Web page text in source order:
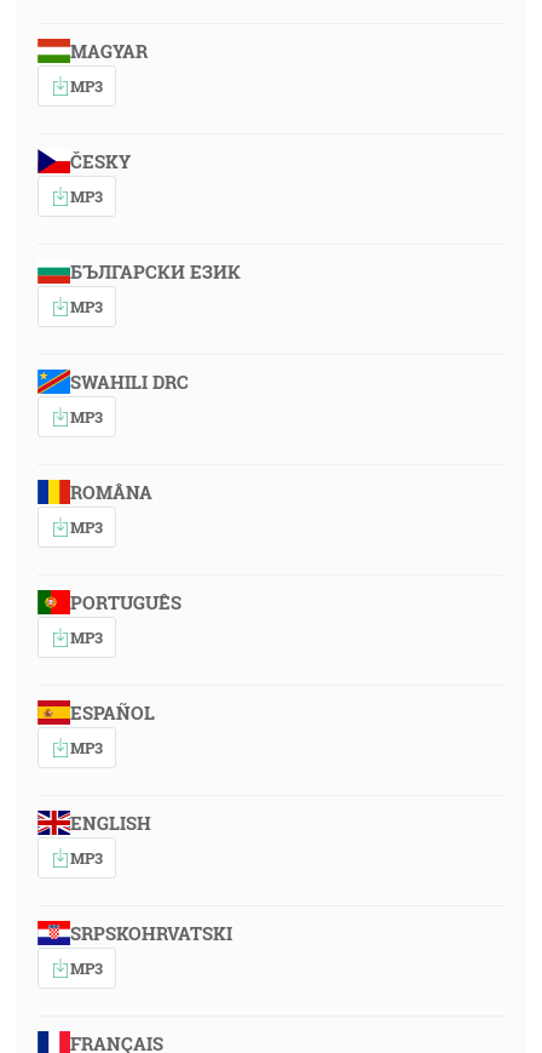
MAGYAR
MP3
ČESKY
MP3
БЪЛГАРСКИ ЕЗИК
MP3
SWAHILI DRC
MP3
ROMÂNA
MP3
PORTUGUÊS
MP3
ESPAÑOL
MP3
ENGLISH
MP3
SRPSKOHRVATSKI
MP3
FRANÇAIS